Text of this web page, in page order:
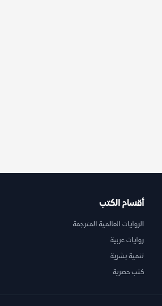
أقسام الكتب
الروايات العالمية المترجمة
روايات عربية
تنمية بشرية
كتب حصرية